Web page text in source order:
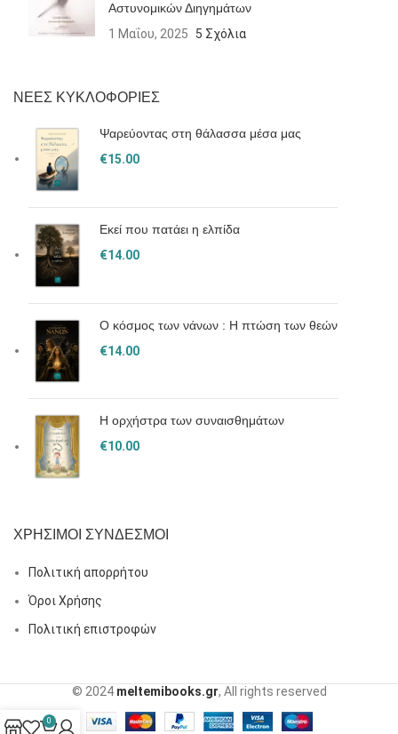
Αστυνομικών Διηγημάτων
1 Μαΐου, 2025
5 Σχόλια
ΝΕΕΣ ΚΥΚΛΟΦΟΡΙΕΣ
Ψαρεύοντας στη θάλασσα μέσα μας
€15.00
Εκεί που πατάει η ελπίδα
€14.00
Ο κόσμος των νάνων : Η πτώση των θεών
€14.00
Η ορχήστρα των συναισθημάτων
€10.00
ΧΡΗΣΙΜΟΙ ΣΥΝΔΕΣΜΟΙ
Πολιτική απορρήτου
Όροι Χρήσης
Πολιτική επιστροφών
© 2024 meltemibooks.gr, All rights reserved
0